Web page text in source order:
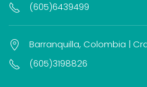
(605)6439499
Barranquilla, Colombia |
(605)3198826